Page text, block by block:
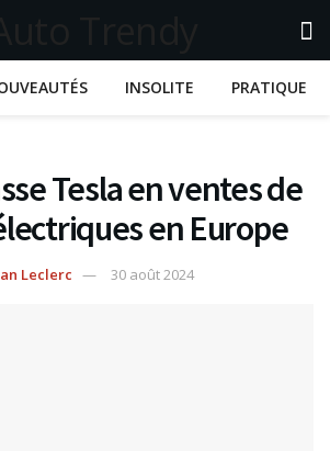
INSOLITE PRATIQUE
Tesla en ventes de
en Europe
Leclerc 30 août 2024